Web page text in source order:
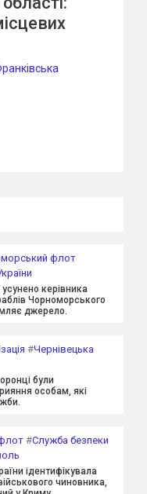
флот
керівника
Чорноморського
джерело.
#Чернівецька
були
особам, які
#Служба безпеки
ідентифікувала
чиновника,